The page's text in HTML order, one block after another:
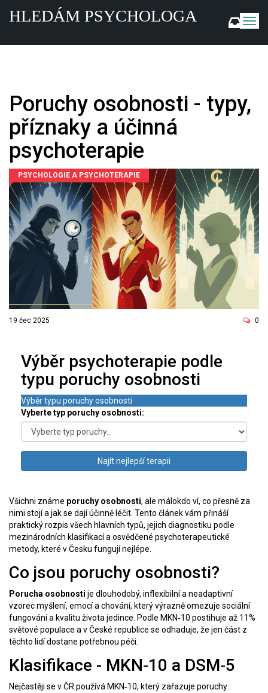
Z
b
a
i
HLEDÁM PSYCHOLOGA
Poruchy osobnosti - typy,
příznaky a účinná
psychoterapie
PSYCHOLOGIE A PSYCHOTERAPIE
19 čec 2025 0
Výběr psychoterapie podle
typu poruchy osobnosti
Výběr typu poruchy osobnosti
Vyberte typ poruchy osobnosti:
Najít nejlepší terapii
Všichni známe poruchy osobnosti, ale málokdo ví, co přesně za
nimi stojí a jak se dají účinně léčit. Tento článek vám přináší
praktický rozpis všech hlavních typů, jejich diagnostiku podle
mezinárodních klasifikací a osvědčené psychoterapeutické
metody, které v Česku fungují nejlépe.
Co jsou poruchy osobnosti?
Porucha osobnosti je dlouhodobý, inflexibilní a neadaptivní
vzorec myšlení, emocí a chování, který výrazně omezuje sociální
fungování a kvalitu života jedince. Podle MKN‑10 postihuje až 11%
světové populace a v České republice se odhaduje, že jen část z
těchto lidí dostane potřebnou péči.
Klasifikace - MKN‑10 a DSM‑5
Nejčastěji se v ČR používá MKN‑10, který zařazuje poruchy